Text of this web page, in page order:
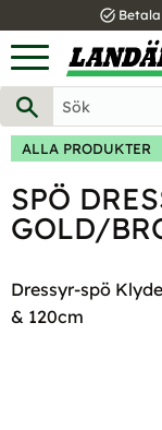
Meny
task_alt
ALLA PRODUKTER
SPÖ
GOLD/
Dressyr-spö
& 120cm